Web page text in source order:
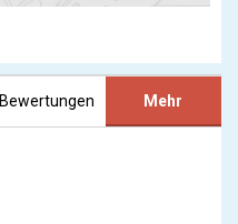
Bewertungen Mehr